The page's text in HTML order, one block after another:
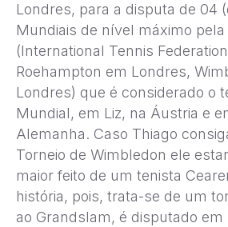
Londres, para a disputa de 04
Mundiais de nível máximo pela
(International Tennis
Roehampton em Londres,
Londres) que é considerado o
Mundial, em Liz, na Áustria e
Alemanha. Caso Thiago
Torneio de Wimbledon ele
maior feito de um tenista
história, pois, trata-se de um
ao Grandslam, é disputado em